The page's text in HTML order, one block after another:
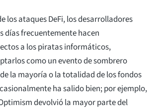
los ataques DeFi, los desarrolladores
días frecuentemente hacen
a los piratas informáticos,
como un evento de sombrero
la mayoría o la totalidad de los fondos
ha salido bien; por ejemplo,
devolvió la mayor parte del